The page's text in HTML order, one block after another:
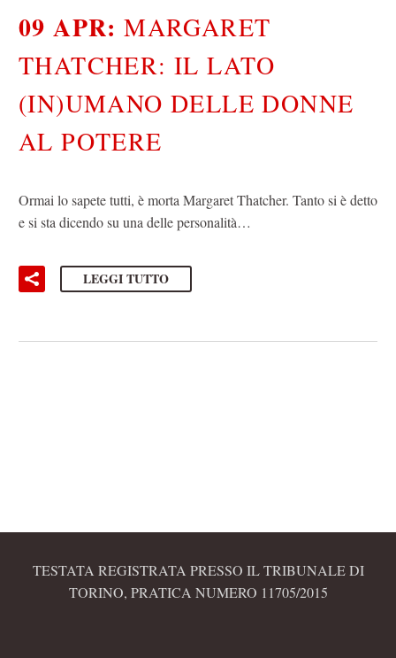
09 APR:MARGARET
THATCHER: IL LATO
(IN)UMANO DELLE DONNE
AL POTERE
Ormai lo sapete tutti, è morta Margaret Thatcher. Tanto si è detto
e si sta dicendo su una delle personalità…
LEGGI TUTTO
TESTATA REGISTRATA PRESSO IL TRIBUNALE DI
TORINO, PRATICA NUMERO 11705/2015